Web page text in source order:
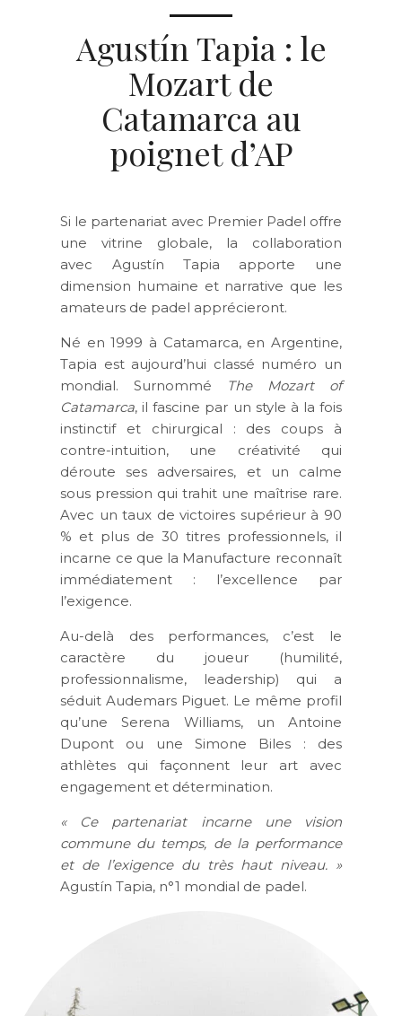
Agustín Tapia : le
Mozart de
Catamarca au
poignet d’AP
Si le partenariat avec Premier Padel offre
une vitrine globale, la collaboration
avec Agustín Tapia apporte une
dimension humaine et narrative que les
amateurs de padel apprécieront.
Né en 1999 à Catamarca, en Argentine,
Tapia est aujourd’hui classé numéro un
mondial. Surnommé
The Mozart of
Catamarca, il fascine par un style à la fois
instinctif et chirurgical : des coups à
contre-intuition, une créativité qui
déroute ses adversaires, et un calme
sous pression qui trahit une maîtrise rare.
Avec un taux de victoires supérieur à 90
% et plus de 30 titres professionnels, il
incarne ce que la Manufacture reconnaît
immédiatement : l’excellence par
l’exigence.
Au-delà des performances, c’est le
caractère du joueur (humilité,
professionnalisme, leadership) qui a
séduit Audemars Piguet. Le même profil
qu’une Serena Williams, un Antoine
Dupont ou une Simone Biles : des
athlètes qui façonnent leur art avec
engagement et détermination.
« Ce partenariat incarne une vision
commune du temps, de la performance
et de l’exigence du très haut niveau. »
Agustín Tapia, n°1 mondial de padel.